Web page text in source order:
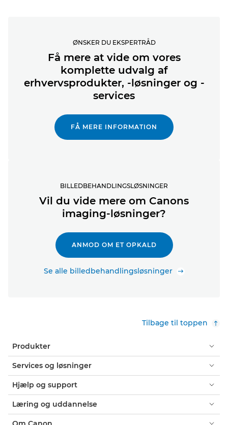
ØNSKER DU EKSPERTRÅD
Få mere at vide om vores
komplette udvalg af
erhvervsprodukter, -løsninger og -
services
FÅ MERE INFORMATION
BILLEDBEHANDLINGSLØSNINGER
Vil du vide mere om Canons
imaging-løsninger?
ANMOD OM ET OPKALD
Se alle billedbehandlingsløsninger
Tilbage til toppen
Produkter
Services og løsninger
Hjælp og support
Læring og uddannelse